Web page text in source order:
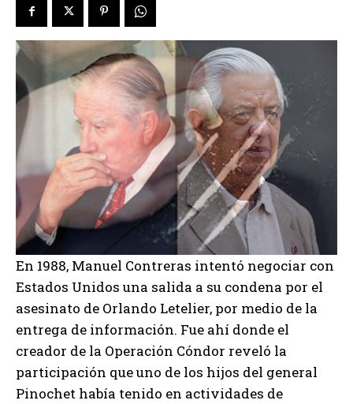
En 1988, Manuel Contreras intentó negociar con
Estados Unidos una salida a su condena por el
asesinato de Orlando Letelier, por medio de la
entrega de información. Fue ahí donde el
creador de la Operación Cóndor reveló la
participación que uno de los hijos del general
Pinochet había tenido en actividades de